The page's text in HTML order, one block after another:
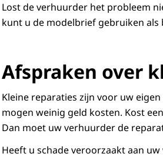
Lost de verhuurder het probleem
kunt u de modelbrief gebruiken als
Afspraken over
Kleine reparaties zijn voor uw
mogen weinig geld kosten. Kost
Dan moet uw verhuurder de
Heeft u schade veroorzaakt aan